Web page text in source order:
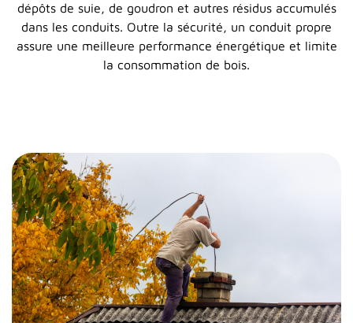
dépôts de suie, de goudron et autres résidus accumulés
dans les conduits. Outre la sécurité, un conduit propre
assure une meilleure performance énergétique et limite
la consommation de bois.